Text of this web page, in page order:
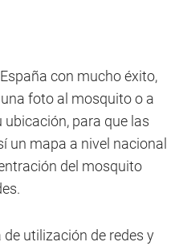
con mucho éxito,
foto al mosquito o a
ubicación, para que las
un mapa a nivel nacional
del mosquito
utilización de redes y